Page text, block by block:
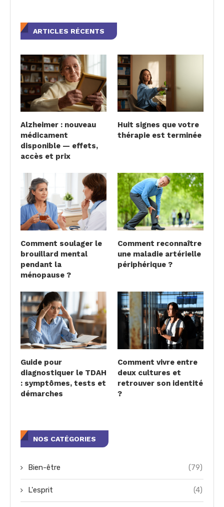
ARTICLES RÉCENTS
Alzheimer : nouveau
médicament
disponible — effets,
accès et prix
Huit signes que votre
thérapie est terminée
Comment soulager le
brouillard mental
pendant la
ménopause ?
Comment reconnaître
une maladie artérielle
périphérique ?
Guide pour
diagnostiquer le TDAH
: symptômes, tests et
démarches
Comment vivre entre
deux cultures et
retrouver son identité
?
NOS CATÉGORIES
Bien-être (79)
L'esprit (4)